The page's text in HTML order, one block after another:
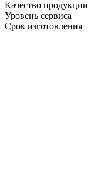
Качество продукции
Уровень сервиса
Срок изготовления